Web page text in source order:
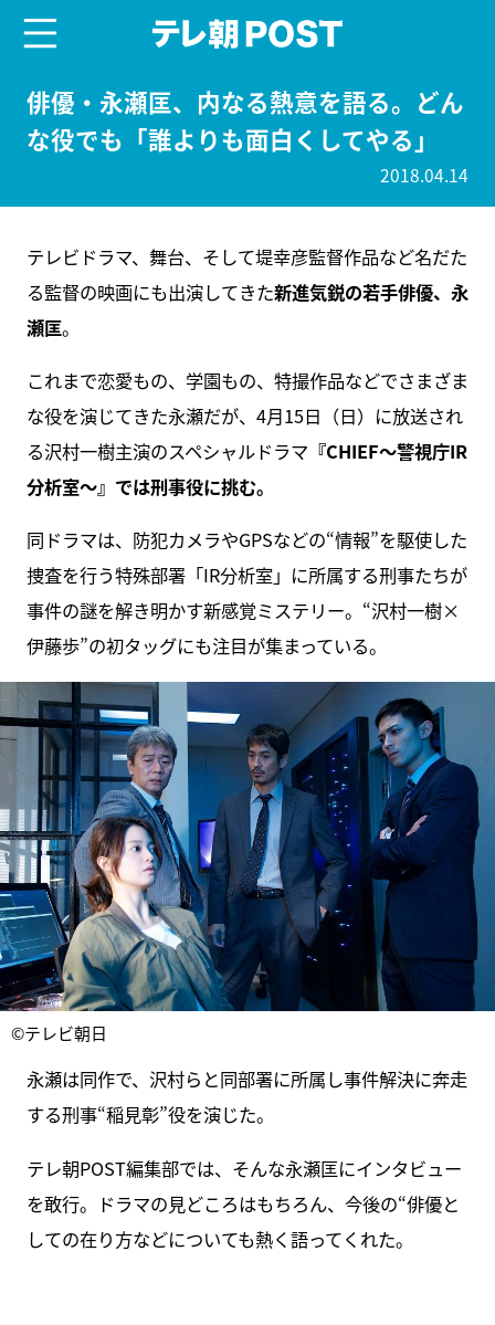
俳優・永瀬匡、内なる熱意を語る。どん
な役でも「誰よりも面白くしてやる」
2018.04.14
テレビドラマ、舞台、そして堤幸彦監督作品など名だた
る監督の映画にも出演してきた新進気鋭の若手俳優、永
瀬匡。
これまで恋愛もの、学園もの、特撮作品などでさまざま
な役を演じてきた永瀬だが、4月15日（日）に放送され
る沢村一樹主演のスペシャルドラマ 『CHIEF～警視庁IR
分析室～』では刑事役に挑む。
同ドラマは、防犯カメラやGPSなどの“情報”を駆使した
捜査を行う特殊部署「IR分析室」に所属する刑事たちが
事件の謎を解き明かす新感覚ミステリー。“沢村一樹×
伊藤歩”の初タッグにも注目が集まっている。
©テレビ朝日
永瀬は同作で、沢村らと同部署に所属し事件解決に奔走
する刑事“稲見彰”役を演じた。
テレ朝POST編集部では、そんな永瀬匡にインタビュー
を敢行。ドラマの見どころはもちろん、今後の“俳優と
しての在り方などについても熱く語ってくれた。